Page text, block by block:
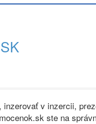
v inzercii,
ste na